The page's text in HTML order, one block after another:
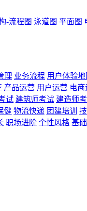
-流程图 泳道图 平面图
理 业务流程 用户体验地
产品运营 用户运营 电商
试 建筑师考试 建造师
健 物流快递 团建培训
职场进阶 个性风格 基